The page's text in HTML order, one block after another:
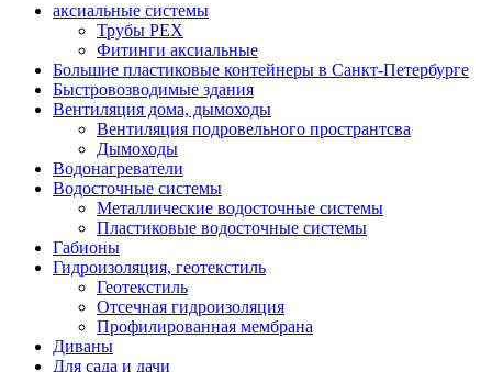
аксиальные системы
Трубы PEX
Фитинги аксиальные
Большие пластиковые контейнеры в Санкт-Петербурге
Быстровозводимые здания
Вентиляция дома, дымоходы
Вентиляция подровельного пространтсва
Дымоходы
Водонагреватели
Водосточные системы
Металлические водосточные системы
Пластиковые водосточные системы
Габионы
Гидроизоляция, геотекстиль
Геотекстиль
Отсечная гидроизоляция
Профилированная мембрана
Диваны
Для сада и дачи